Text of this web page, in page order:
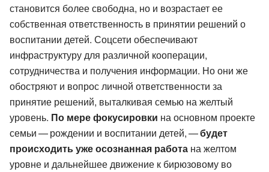
становится более свободна, но и возрастает ее
собственная ответственность в принятии решений о
воспитании детей. Соцсети обеспечивают
инфраструктуру для различной кооперации,
сотрудничества и получения информации. Но они же
обостряют и вопрос личной ответственности за
принятие решений, выталкивая семью на желтый
уровень. По мере фокусировки на основном проекте
семьи — рождении и воспитании детей, —будет
происходить уже осознанная работа на желтом
уровне и дальнейшее движение к бирюзовому во